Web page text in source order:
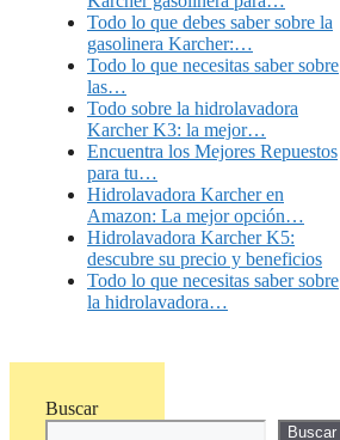
Todo lo que debes saber sobre la
gasolinera Karcher:…
Todo lo que necesitas saber sobre
las…
Todo sobre la hidrolavadora
Karcher K3: la mejor…
Encuentra los Mejores Repuestos
para tu…
Hidrolavadora Karcher en
Amazon: La mejor opción…
Hidrolavadora Karcher K5:
descubre su precio y beneficios
Todo lo que necesitas saber sobre
la hidrolavadora…
Buscar
Buscar